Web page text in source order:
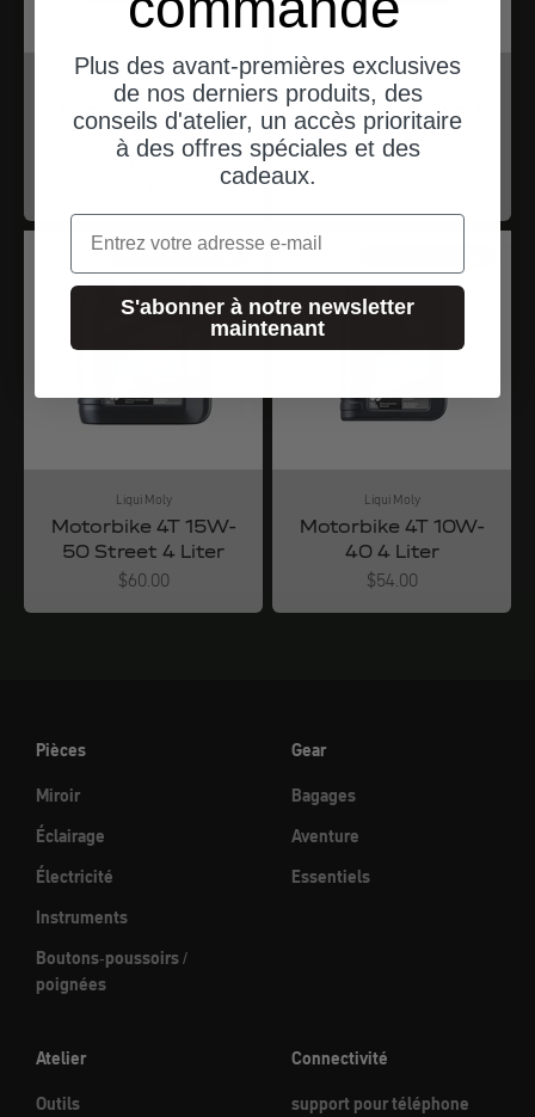
Liqui Moly
Motorbike 4T Synth
5W-40 Street Race
4 Liter
Liqui Moly
Motorbike 4T Synth
10W-50 Street Race
4 Liter
Liqui Moly
Motorbike 4T 15W-
50 Street 4 Liter
Angebot
$60.00
Liqui Moly
Motorbike 4T 10W-
40 4 Liter
Angebot
$54.00
Pièces
Miroir
Éclairage
Électricité
Instruments
Boutons-poussoirs /
poignées
Gear
Bagages
Aventure
Essentiels
Atelier
Outils
Connectivité
support pour téléphone
Plus des avant-premières exclusives
de nos derniers produits, des
conseils d'atelier, un accès prioritaire
à des offres spéciales et des
cadeaux.
Email
S'abonner à notre newsletter
maintenant